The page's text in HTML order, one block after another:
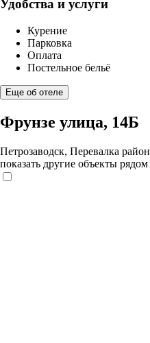
Удобства и услуги
Курение
Парковка
Оплата
Постельное бельё
Еще об отеле
Фрунзе улица, 14Б
Петрозаводск, Перевалка район
показать другие объекты рядом